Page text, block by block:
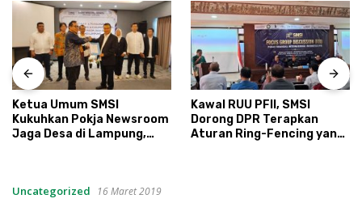
Ketua Umum SMSI
Kukuhkan Pokja Newsroom
Jaga Desa di Lampung,
Kawal RUU PFII, SMSI
Dorong DPR Terapkan
Aturan Ring-Fencing yang
Uncategorized 16 Maret 2019